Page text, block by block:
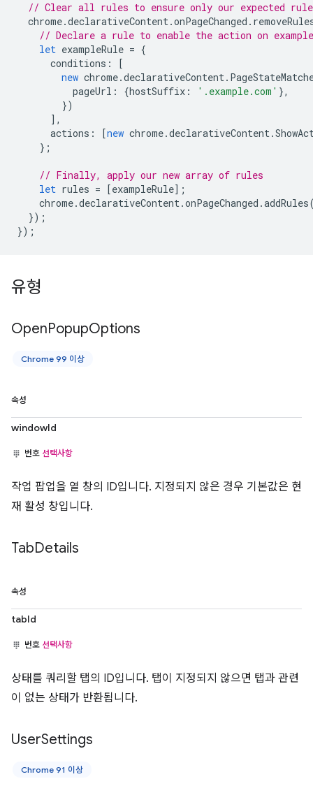
// Clear all rules to ensure only our expected
chrome.declarativeContent.onPageChanged .
// Declare a rule to enable the action on
let exampleRule = {
conditions :
[
new chrome.declarativeContent.
pageUrl : {hostSuffix : '.example.com' },
})
],
actions : [new chrome.declarativeContent.
};
// Finally, apply our new array of rules
let rules = [exampleRule];
chrome.declarativeContent.onPageChanged .addRules
});
});
유형
OpenPopupOptions
Chrome 99 이상
속성
windowId
번호 선택사항
작업 팝업을 열 창의 ID입니다. 지정되지 않은 경우 기본값은 현
재 활성 창입니다.
TabDetails
속성
tabId
번호 선택사항
상태를 쿼리할 탭의 ID입니다. 탭이 지정되지 않으면 탭과 관련
이 없는 상태가 반환됩니다.
UserSettings
Chrome 91 이상